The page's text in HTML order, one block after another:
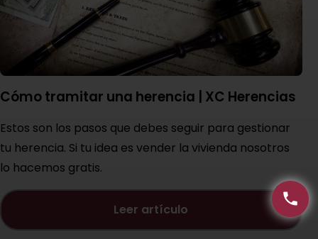
Cómo tramitar una herencia | XC Herencias
Estos son los pasos que debes seguir para gestionar
tu herencia. Si tu idea es vender la vivienda nosotros
lo hacemos gratis.
leer artículo